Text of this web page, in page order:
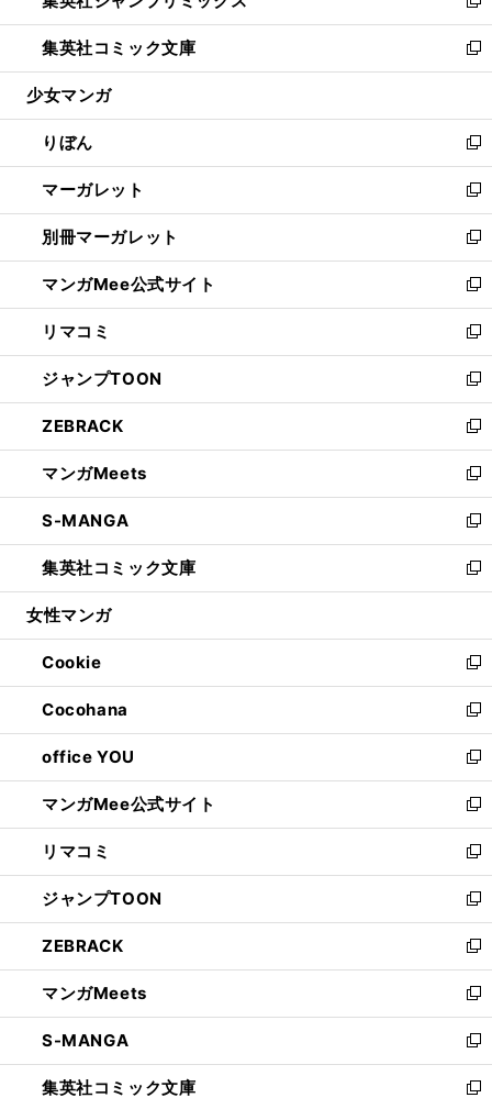
開
く
ウ
で
開
ン
ド
ウ
開
く
い
ウ
ィ
ン
ウ
で
開
く
新
し
い
ウ
ン
ド
ウ
で
開
く
集英社コミック文庫
新
し
ウ
ィ
ン
ド
ウ
で
開
く
少女マンガ
りぼん
新
し
い
ウ
ィ
ン
ド
ウ
で
開
く
マーガレット
新
し
い
ウ
ィ
ン
ド
ウ
で
開
く
別冊マーガレット
新
し
い
ウ
ィ
ン
ド
ウ
で
開
く
マンガMee公式サイト
新
し
い
ウ
ィ
ン
ド
ウ
で
開
く
リマコミ
新
し
い
ウ
ィ
ン
ド
ウ
で
開
く
ジャンプTOON
新
し
い
ウ
ィ
ン
ド
ウ
で
開
ZEBRACK
新
し
い
ウ
ィ
ン
ド
ウ
開
く
マンガMeets
新
し
い
ウ
ィ
ン
ウ
で
開
く
S-MANGA
新
し
い
ウ
ン
ド
ウ
で
開
く
集英社コミック文庫
新
し
ウ
ィ
ン
ド
ウ
で
開
く
女性マンガ
Cookie
新
し
い
ウ
ィ
ン
ド
ウ
で
開
く
Cocohana
新
し
い
ウ
ィ
ン
ド
ウ
で
開
く
office YOU
新
し
い
ウ
ィ
ン
ド
ウ
で
開
く
マンガMee公式サイト
新
し
い
ウ
ィ
ン
ド
ウ
で
開
く
リマコミ
新
し
い
ウ
ィ
ン
ド
ウ
で
開
く
ジャンプTOON
新
し
い
ウ
ィ
ン
ド
ウ
で
ZEBRACK
新
し
い
ウ
ィ
ン
ド
マンガMeets
新
し
い
ウ
ィ
S-MANGA
新
し
い
集英社コミック文庫
新